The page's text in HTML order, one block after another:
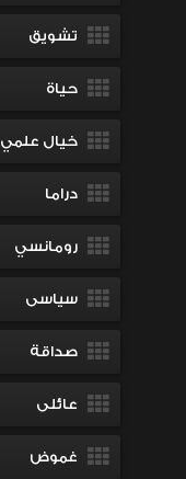
تشويق
حياة
خيال علمي
دراما
رومانسي
سياسى
صداقة
عائلى
غموض